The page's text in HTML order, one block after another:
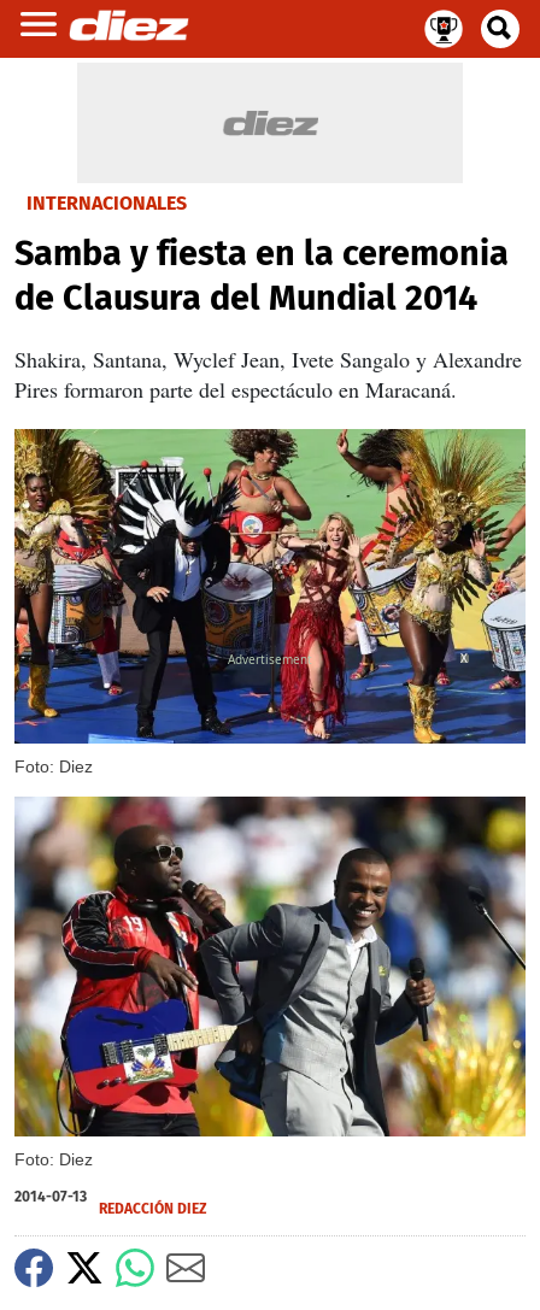
INTERNACIONALES
Samba y fiesta en la ceremonia
de Clausura del Mundial 2014
Shakira, Santana, Wyclef Jean, Ivete Sangalo y Alexandre
Pires formaron parte del espectáculo en Maracaná.
Foto: Diez
Foto: Diez
X
2014-07-13
REDACCIÓN DIEZ